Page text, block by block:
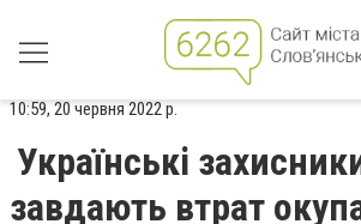
10:59, 20 червня 2022 р.
Українські
завдають втрат